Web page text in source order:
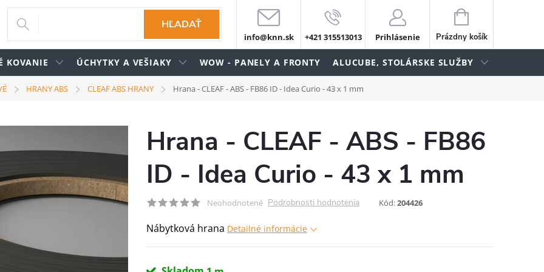
HĽADAŤ
info@knn.sk +421 315513013 Prihlásenie
NÁKUPNÝ
KOŠÍK
Prázdny košík
KOVANIE ÚCHYTKY A VEŠIAKY WOW - PANELY A FRONTY ALUCUBE, STOLÁRSKE SLUŽBY
HRANY ABS CLEAF ABS HRANY Hrana - CLEAF - ABS - FB86 ID - Idea Curio - 43 x 1 mm
Hrana - CLEAF - ABS - FB86
ID - Idea Curio - 43 x 1 mm
Neohodnotené Podrobnosti hodnotenia Kód:204426
Nábytková hrana Detailné informácie